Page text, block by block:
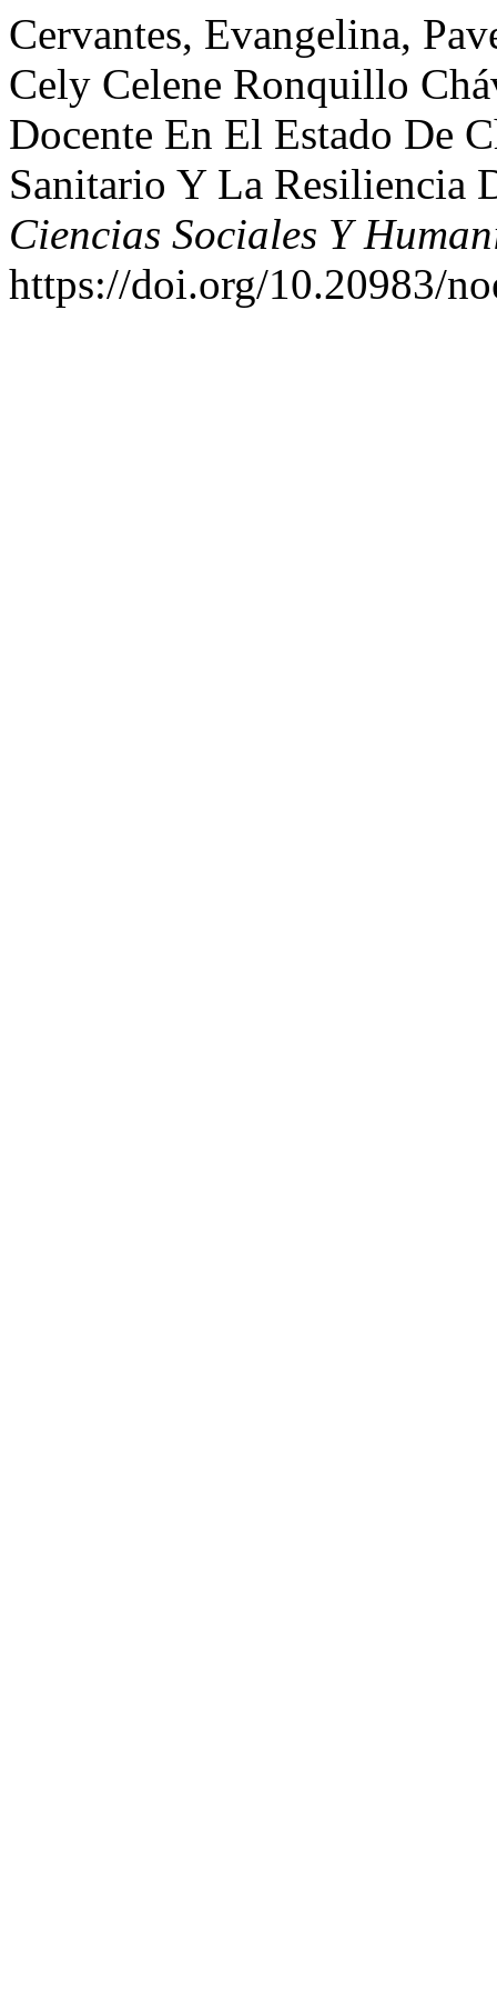
Cervantes, Evangelina,
Cely Celene Ronquillo
Docente En El Estado De
Sanitario Y La Resiliencia
Ciencias Sociales Y
https://doi.org/10.20983/